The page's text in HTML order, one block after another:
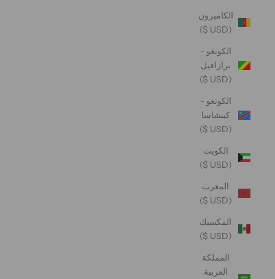
الكاميرون
(USD $)
الكونغو -
برازافيل
(USD $)
الكونغو -
كينشاسا
(USD $)
الكويت
(USD $)
المغرب
(USD $)
المكسيك
(USD $)
المملكة
العربية